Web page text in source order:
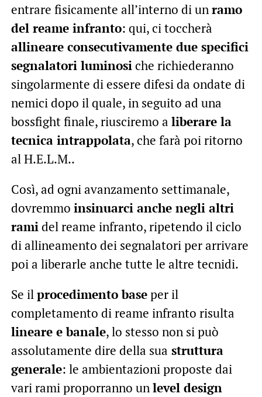
entrare fisicamente all’interno di unramo
del reame infranto: qui, ci toccherà
allineare consecutivamente due specifici
segnalatori luminosiche richiederanno
singolarmente di essere difesi da ondate di
nemici dopo il quale, in seguito ad una
bossfight finale, riusciremo a liberare la
tecnica intrappolata, che farà poi ritorno
al H.E.L.M..
Così, ad ogni avanzamento settimanale,
dovremmo insinuarci anche negli altri
ramidel reame infranto, ripetendo il ciclo
di allineamento dei segnalatori per arrivare
poi a liberarle anche tutte le altre tecnidi.
Se ilprocedimento baseper il
completamento di reame infranto risulta
lineare e banale, lo stesso non si può
assolutamente dire della sua struttura
generale: le ambientazioni proposte dai
vari rami proporranno unlevel design